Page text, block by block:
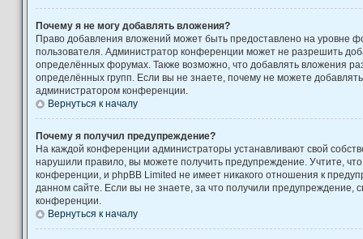
Почему я не могу добавлять вложения?
Право добавления вложений может быть предоставлено на уровне
пользователя. Администратор конференции может не разрешить
определённых форумах. Также возможно, что добавлять вложения
определённых групп. Если вы не знаете, почему не можете
администратором конференции.
Вернуться к началу
Почему я получил предупреждение?
На каждой конференции администраторы устанавливают свой
нарушили правило, вы можете получить предупреждение. Учтите,
конференции, и phpBB Limited не имеет никакого отношения к
данном сайте. Если вы не знаете, за что получили предупреждение,
конференции.
Вернуться к началу